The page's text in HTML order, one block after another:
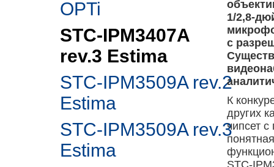
OPTi
STC-IPM3407A
rev.3 Estima
STC-IPM3509A rev.2
Estima
STC-IPM3509A rev.3
Estima
1/2,8-
с
К
других
чипсет
STC-